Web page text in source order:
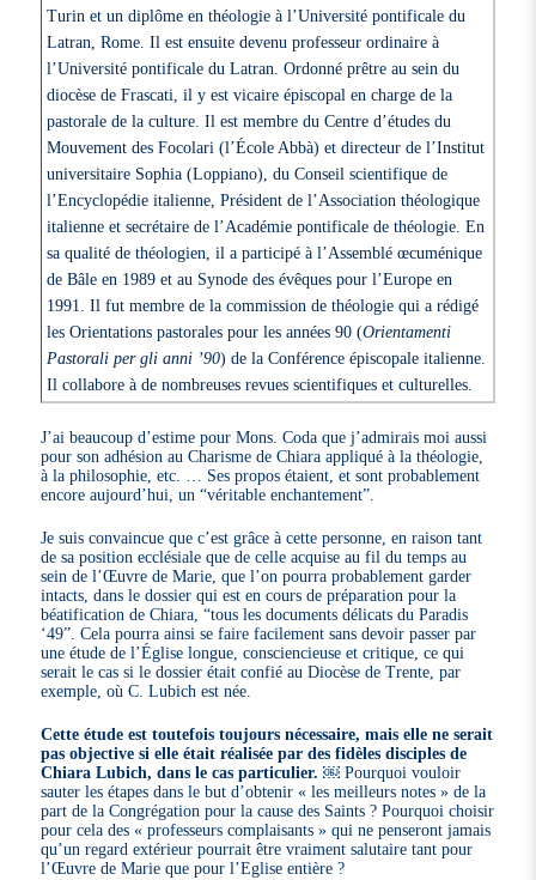
Turin et un diplôme en théologie à l’Université pontificale du
Latran, Rome. Il est ensuite devenu professeur ordinaire à
l’Université pontificale du Latran. Ordonné prêtre au sein du
diocèse de Frascati, il y est vicaire épiscopal en charge de la
pastorale de la culture. Il est membre du Centre d’études du
Mouvement des Focolari (l’École Abbà) et directeur de l’Institut
universitaire Sophia (Loppiano), du Conseil scientifique de
l’Encyclopédie italienne, Président de l’Association théologique
italienne et secrétaire de l’Académie pontificale de théologie. En
sa qualité de théologien, il a participé à l’Assemblé œcuménique
de Bâle en 1989 et au Synode des évêques pour l’Europe en
1991. Il fut membre de la commission de théologie qui a rédigé
les Orientations pastorales pour les années 90 (Orientamenti
Pastorali per gli anni ’90) de la Conférence épiscopale italienne.
Il collabore à de nombreuses revues scientifiques et culturelles.
J’ai beaucoup d’estime pour Mons. Coda que j’admirais moi aussi
pour son adhésion au Charisme de Chiara appliqué à la théologie,
à la philosophie, etc. … Ses propos étaient, et sont probablement
encore aujourd’hui, un “véritable enchantement”.
Je suis convaincue que c’est grâce à cette personne, en raison tant
de sa position ecclésiale que de celle acquise au fil du temps au
sein de l’Œuvre de Marie, que l’on pourra probablement garder
intacts, dans le dossier qui est en cours de préparation pour la
béatification de Chiara, “tous les documents délicats du Paradis
‘49”. Cela pourra ainsi se faire facilement sans devoir passer par
une étude de l’Église longue, consciencieuse et critique, ce qui
serait le cas si le dossier était confié au Diocèse de Trente, par
exemple, où C. Lubich est née.
Cette étude est toutefois toujours nécessaire, mais elle ne serait
pas objective si elle était réalisée par des fidèles disciples de
Chiara Lubich, dans le cas particulier. ￼ Pourquoi vouloir
sauter les étapes dans le but d’obtenir « les meilleurs notes » de la
part de la Congrégation pour la cause des Saints ? Pourquoi choisir
pour cela des « professeurs complaisants » qui ne penseront jamais
qu’un regard extérieur pourrait être vraiment salutaire tant pour
l’Œuvre de Marie que pour l’Eglise entière ?